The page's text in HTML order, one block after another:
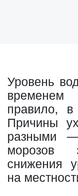
Уровень
временем
правило, в
Причины
разными
морозов
снижения
на